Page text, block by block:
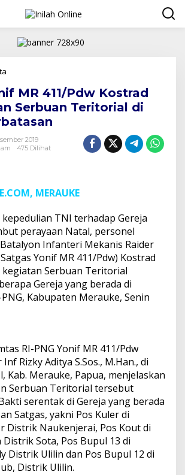
MR
411/Pdw
Kostrad
Laksanakan
Serbuan
Teritorial
MR 411/Pdw Kostrad
Serbuan Teritorial di
2019
475 Dilihat
MERAUKE
TNI terhadap Gereja
perayaan Natal, personel
Infanteri Mekanis Raider
Yonif MR 411/Pdw) Kostrad
kegiatan Serbuan Teritorial
Gereja yang berada di
Kabupaten Merauke, Senin
RI-PNG Yonif MR 411/Pdw
Rizky Aditya S.Sos., M.Han., di
Kab. Merauke, Papua, menjelaskan
Serbuan Teritorial tersebut
serentak di Gereja yang berada
Satgas, yakni Pos Kuler di
Distrik Naukenjerai, Pos Kout di
Distrik Sota, Pos Bupul 13 di
Distrik Ulilin dan Pos Bupul 12 di
Distrik Ulilin.